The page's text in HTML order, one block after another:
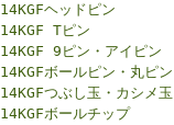
14KGFヘッドピン
14KGF Tピン
14KGF 9ピン・アイピン
14KGFボールピン・丸ピン
14KGFつぶし玉・カシメ玉
14KGFボールチップ